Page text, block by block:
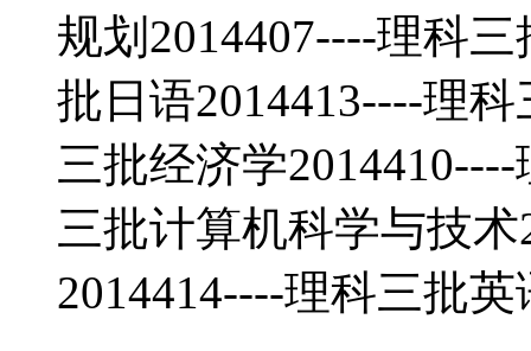
规划2014407----理科
批日语2014413----理
三批经济学
三批计算机科学与技
2014414----理科三批